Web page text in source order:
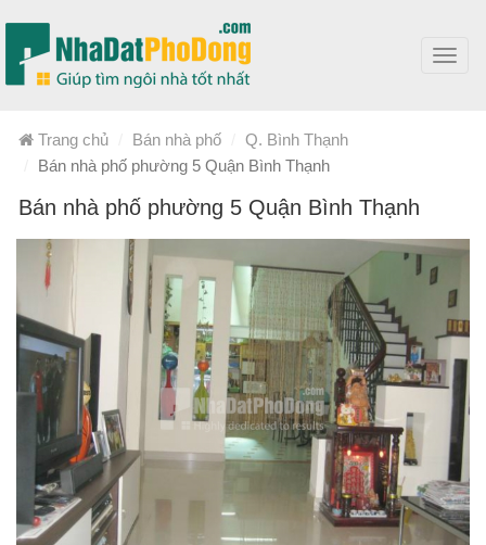
Trang chủ Bán nhà phố
Q. Bình Thạnh
Bán nhà phố phường 5 Quận Bình Thạnh
Bán nhà phố phường 5 Quận Bình Thạnh